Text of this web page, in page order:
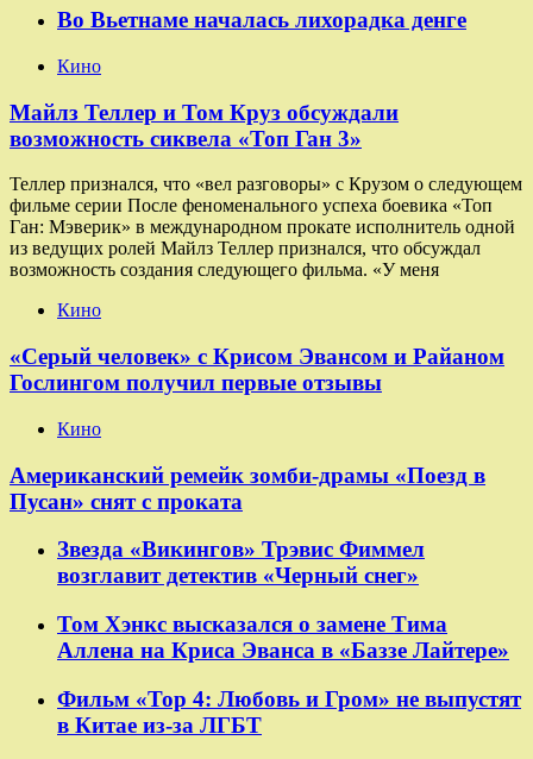
Во Вьетнаме началась лихорадка денге
Кино
Майлз Теллер и Том Круз обсуждали
возможность сиквела «Топ Ган 3»
Теллер признался, что «вел разговоры» с Крузом о следующем
фильме серии После феноменального успеха боевика «Топ
Ган: Мэверик» в международном прокате исполнитель одной
из ведущих ролей Майлз Теллер признался, что обсуждал
возможность создания следующего фильма. «У меня
Кино
«Серый человек» с Крисом Эвансом и Райаном
Гослингом получил первые отзывы
Кино
Американский ремейк зомби-драмы «Поезд в
Пусан» снят с проката
Звезда «Викингов» Трэвис Фиммел
возглавит детектив «Черный снег»
Том Хэнкс высказался о замене Тима
Аллена на Криса Эванса в «Баззе Лайтере»
Фильм «Тор 4: Любовь и Гром» не выпустят
в Китае из-за ЛГБТ